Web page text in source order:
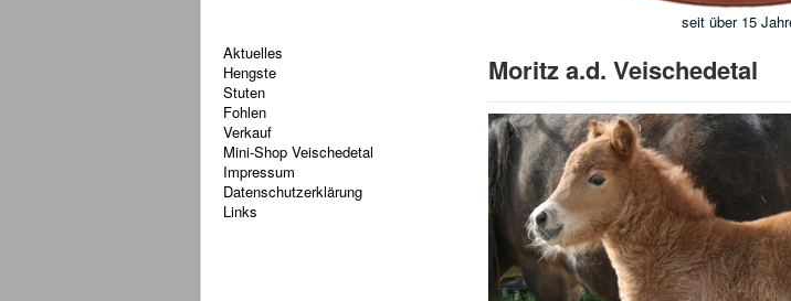
seit über 15
Aktuelles
Hengste
Stuten
Fohlen
Verkauf
Mini-Shop Veischedetal
Impressum
Datenschutzerklärung
Links
Moritz a.d. Veischedetal